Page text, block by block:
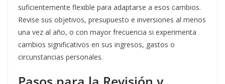
suficientemente flexible para adaptarse a esos cambios.
Revise sus objetivos, presupuesto e inversiones al menos
una vez al año, o con mayor frecuencia si experimenta
cambios significativos en sus ingresos, gastos o
circunstancias personales.